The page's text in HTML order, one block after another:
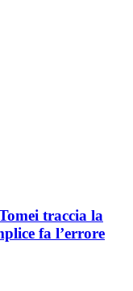
traccia la
fa l’errore